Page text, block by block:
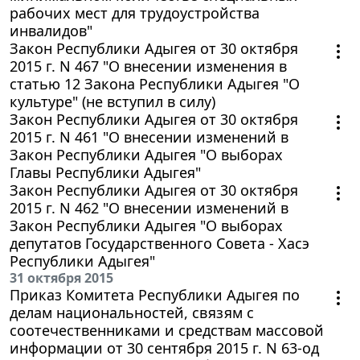
рабочих мест для трудоустройства
инвалидов"
Закон Республики Адыгея от 30 октября
2015 г. N 467 "О внесении изменения в
статью 12 Закона Республики Адыгея "О
культуре" (не вступил в силу)
Закон Республики Адыгея от 30 октября
2015 г. N 461 "О внесении изменений в
Закон Республики Адыгея "О выборах
Главы Республики Адыгея"
Закон Республики Адыгея от 30 октября
2015 г. N 462 "О внесении изменений в
Закон Республики Адыгея "О выборах
депутатов Государственного Совета - Хасэ
Республики Адыгея"
31 октября 2015
Приказ Комитета Республики Адыгея по
делам национальностей, связям с
соотечественниками и средствам массовой
информации от 30 сентября 2015 г. N 63-од